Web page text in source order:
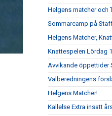
Helgens matcher och
Sommarcamp på
Helgens Matcher,
Knattespelen Lördag
Avvikande öppettider
Valberedningens
Helgens Matcher!
Kallelse Extra insatt